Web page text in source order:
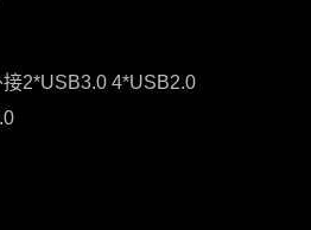
2*USB3.0 4*USB2.0